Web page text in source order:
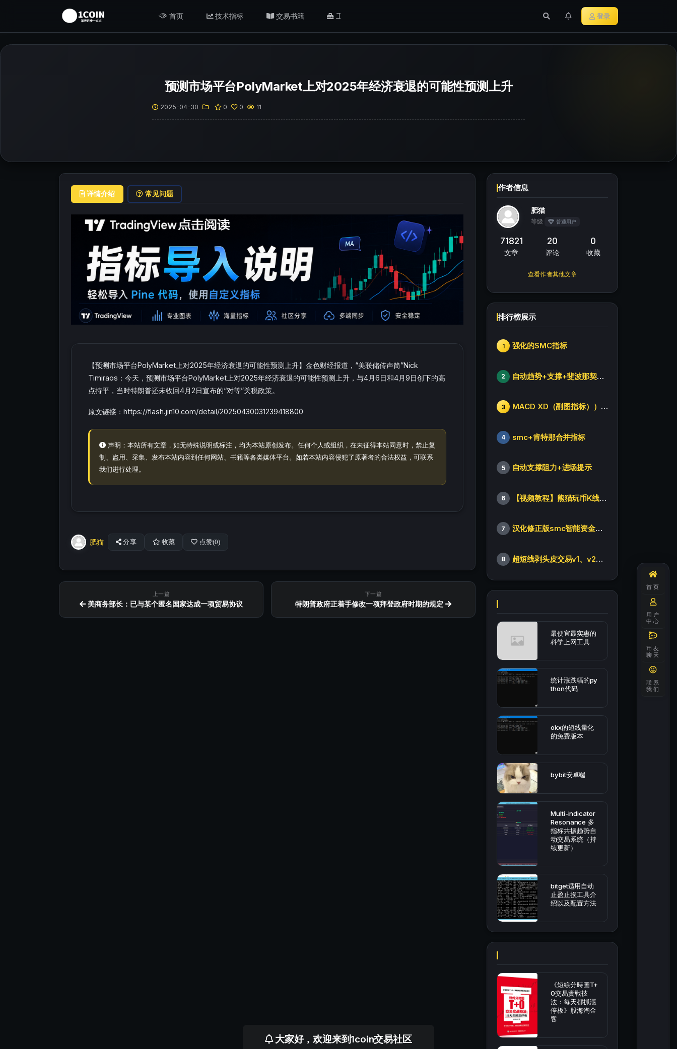
首页 技术指标 交易书籍 工具/返佣 登录
预测市场平台PolyMarket上对2025年经济衰退的可能性预测上升
2025-04-30 0 0 11
详情介绍 常见问题
【预测市场平台PolyMarket上对2025年经济衰退的可能性预测上升】金色财经报道，“美联储传声筒”Nick
Timiraos：今天，预测市场平台PolyMarket上对2025年经济衰退的可能性预测上升，与4月6日和4月9日创下的高
点持平，当时特朗普还未收回4月2日宣布的“对等”关税政策。
原文链接：https://flash.jin10.com/detail/20250430031239418800
声明：本站所有文章，如无特殊说明或标注，均为本站原创发布。任何个人或组织，在未征得本站同意时，禁止复
制、盗用、采集、发布本站内容到任何网站、书籍等各类媒体平台。如若本站内容侵犯了原著者的合法权益，可联系
我们进行处理。
肥猫 分享 收藏 点赞(0)
上一篇
美商务部长：已与某个匿名国家达成一项贸易协议
下一篇
特朗普政府正着手修改一项拜登政府时期的规定
作者信息
肥猫
等级 普通用户
71821
文章
20
评论
0
收藏
查看作者其他文章
排行榜展示
1 强化的SMC指标
2 自动趋势+支撑+斐波那契+箱体
3 MACD XD（副图指标））修改版
4 smc+肯特那合并指标
5 自动支撑阻力+进场提示
6 【视频教程】熊猫玩币K线后的秘密（全集）
7 汉化修正版smc智能资金订单指标
8 超短线剥头皮交易v1、v2版本
最便宜最实惠的
科学上网工具
统计涨跌幅的py
thon代码
okx的短线量化
的免费版本
bybit安卓端
Multi-indicator
Resonance 多
指标共振趋势自
动交易系统（持
续更新）
bitget适用自动
止盈止损工具介
绍以及配置方法
《短線分時圖T+
0交易實戰技
法：每天都抓漲
停板》股海淘金
客
首页
用户
中心
币友
聊天
联系
我们
大家好，欢迎来到1coin交易社区